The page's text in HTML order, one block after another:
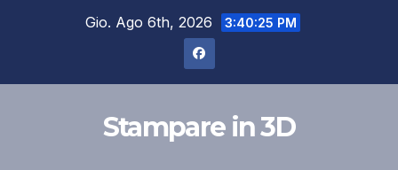
Gio. Ago 6th, 2026 3:40:26 PM
Stampare in 3D